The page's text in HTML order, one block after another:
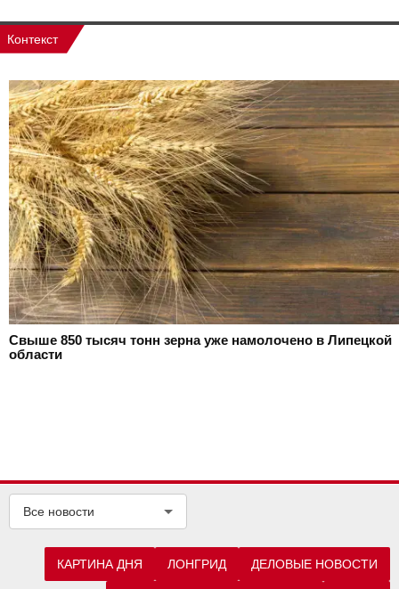
Контекст
Свыше 850 тысяч тонн зерна уже намолочено в Липецкой
области
Все новости
КАРТИНА ДНЯ ЛОНГРИД ДЕЛОВЫЕ НОВОСТИ